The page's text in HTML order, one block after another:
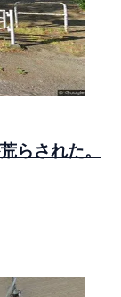
らされた。